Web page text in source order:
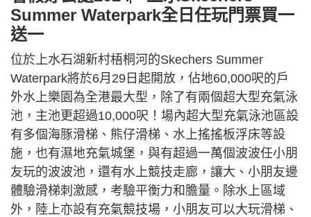
Summer Waterpark全日任玩門票買一
送一
位於上水石湖新村梧桐河的Skechers Summer
Waterpark將於6月29日起開放，佔地60,000呎的戶
外水上樂園為全港最大型，除了有兩個超大型充氣泳
池，主池更超過10,000呎！場內超大型充氣泳池區設
有多個海豚滑梯、熊仔滑梯、水上搖搖板浮床等設
施，也有濕地充氣城堡，與有超過一萬個波波任小朋
友玩的波波池，還有水上競技走廊，讓大、小朋友邊
體驗滑梯刺激感，考驗平衡力和膽量。除水上區域
外，陸上亦設有充氣競技場，小朋友可以大玩滑梯、